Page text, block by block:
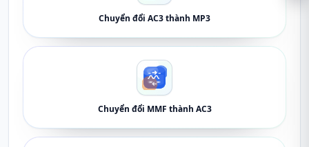
Chuyển đổi AC3 thành MP3
Chuyển đổi MMF thành AC3